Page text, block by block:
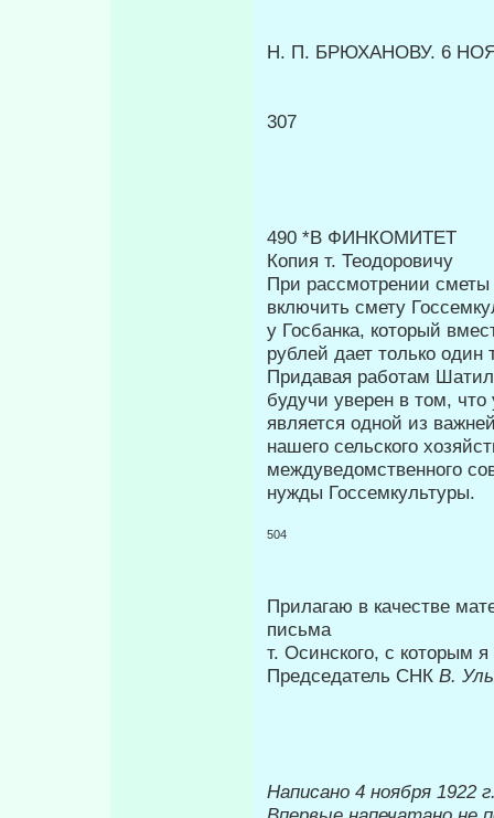
Η. Π. БРЮХАНОВУ. 6
307
490 *В ФИНКОМИТЕТ
Копия т. Теодоровичу
При рассмотрении
вклю­чить смету
у Госбанка, который
рублей дает только один
Придавая работам
буду­чи уверен в том,
является од­ной из
нашего сельского
междуведомственного
нужды Госсемкультуры.
504
Прилагаю в качестве
письма
т. Осинского, с которым
Председатель СНК В.
Написано 4 ноября 1922